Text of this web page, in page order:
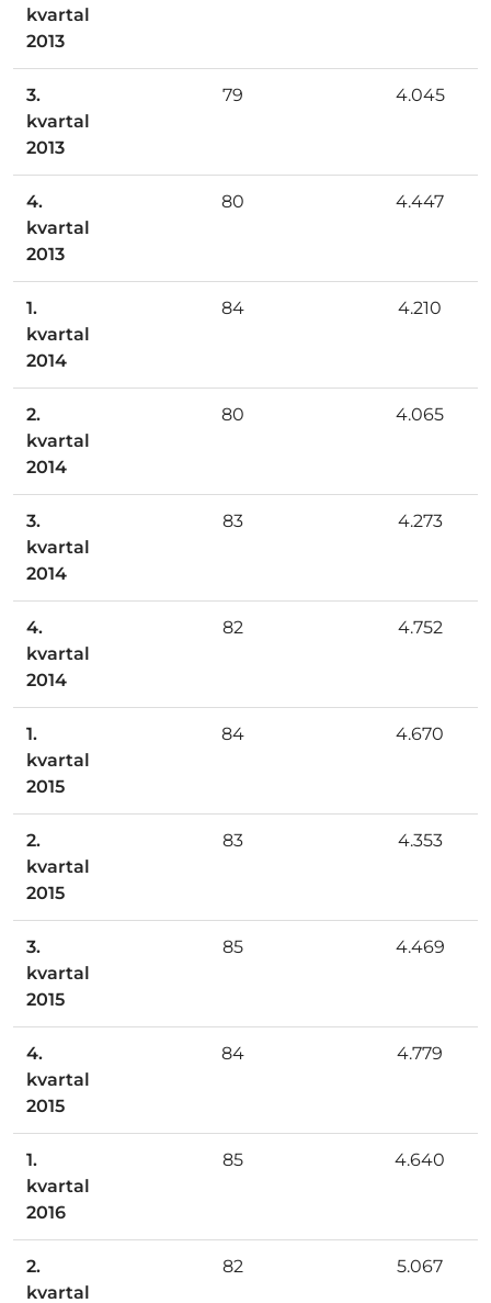
kvartal
2013
3.
kvartal
2013
79 4.045
4.
kvartal
2013
80 4.447
1.
kvartal
2014
84 4.210
2.
kvartal
2014
80 4.065
3.
kvartal
2014
83 4.273
4.
kvartal
2014
82 4.752
1.
kvartal
2015
84 4.670
2.
kvartal
2015
83 4.353
3.
kvartal
2015
85 4.469
4.
kvartal
2015
84 4.779
1.
kvartal
2016
85 4.640
2.
kvartal
82 5.067